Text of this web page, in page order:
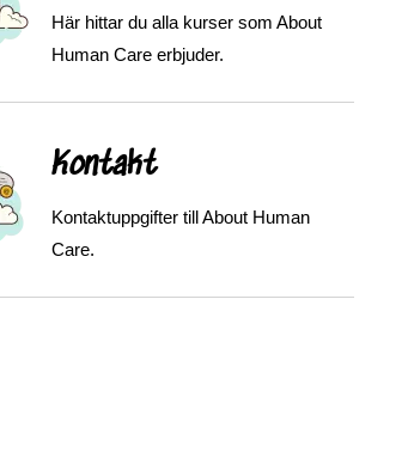
Här hittar du alla kurser som About
Human Care erbjuder.
Kontakt
Kontaktuppgifter till About Human
Care.